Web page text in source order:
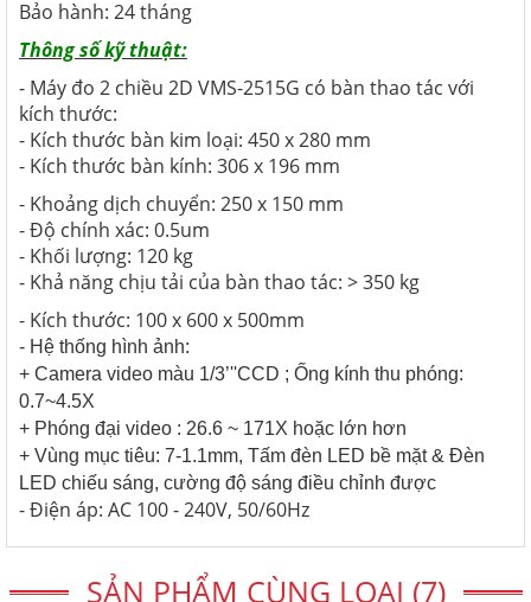
Bảo hành: 24 tháng
Thông số kỹ thuật:
- Máy đo 2 chiều 2D VMS-2515G có bàn thao tác với
kích thước:
- Kích thước bàn kim loại: 450 x 280 mm
- Kích thước bàn kính: 306 x 196 mm
- Khoảng dịch chuyển: 250 x 150 mm
- Độ chính xác: 0.5um
- Khối lượng: 120 kg
- Khả năng chịu tải của bàn thao tác: > 350 kg
- Kích thước: 100 x 600 x 500mm
- Hệ thống hình ảnh:
+ Camera video màu 1/3’''CCD ; Ống kính thu phóng:
0.7~4.5X
+ Phóng đại video : 26.6 ~ 171X hoặc lớn hơn
+ Vùng mục tiêu: 7-1.1mm, Tấm đèn LED bề mặt & Đèn
LED chiếu sáng, cường độ sáng điều chỉnh được
- Điện áp: AC 100 - 240V, 50/60Hz
SẢN PHẨM CÙNG LOẠI (7)